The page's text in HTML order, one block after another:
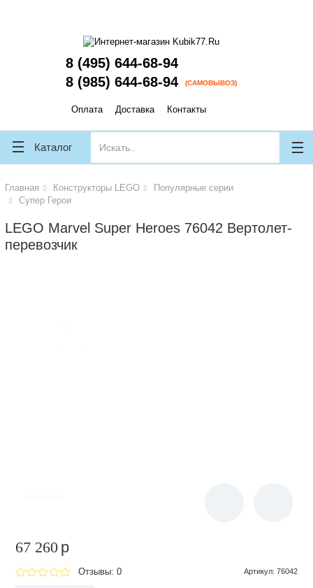
8 (495) 644-68-94
8 (985) 644-68-94
(САМОВЫВОЗ)
Оплата Доставка Контакты
Каталог
Главная Конструкторы LEGO
Популярные серии
Супер Герои
LEGO Marvel Super Heroes 76042 Вертолет-
перевозчик
67 260 p
Отзывы: 0 Артикул: 76042